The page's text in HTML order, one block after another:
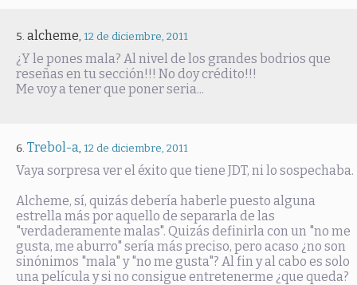
alcheme 12 de diciembre, 2011
¿Y le pones mala? Al nivel de los grandes bodrios que
reseñas en tu sección!!! No doy crédito!!!
Me voy a tener que poner seria...
Trebol-a 12 de diciembre, 2011
Vaya sorpresa ver el éxito que tiene JDT, ni lo sospechaba.
Alcheme, sí, quizás debería haberle puesto alguna
estrella más por aquello de separarla de las
"verdaderamente malas". Quizás definirla con un "no me
gusta, me aburro" sería más preciso, pero acaso ¿no son
sinónimos "mala" y "no me gusta"? Al fin y al cabo es solo
una película y si no consigue entretenerme ¿que queda?